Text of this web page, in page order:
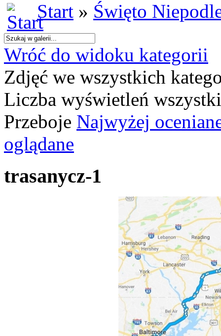
Start » Święto
Wróć do widoku kategorii
Zdjęć we wszystkich
Liczba wyświetleń
Przeboje Najwyżej
oglądane
trasanycz-1